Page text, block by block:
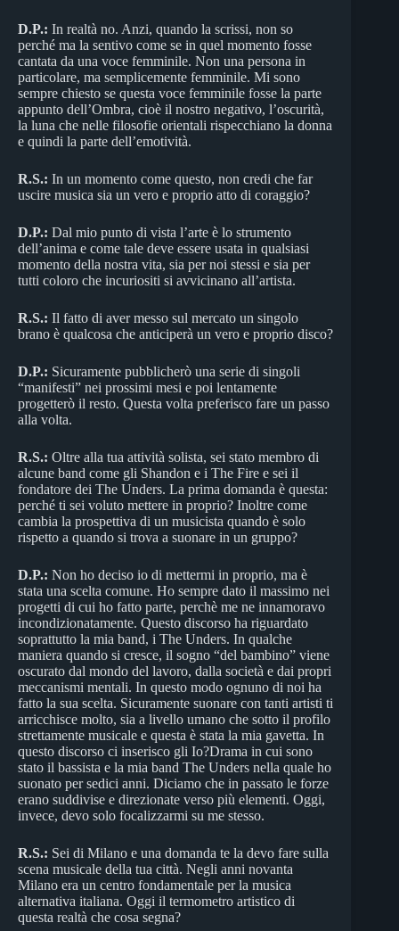
D.P.: In realtà no. Anzi, quando la scrissi, non so
perché ma la sentivo come se in quel momento fosse
cantata da una voce femminile. Non una persona in
particolare, ma semplicemente femminile. Mi sono
sempre chiesto se questa voce femminile fosse la parte
appunto dell’Ombra, cioè il nostro negativo, l’oscurità,
la luna che nelle filosofie orientali rispecchiano la donna
e quindi la parte dell’emotività.
R.S.: In un momento come questo, non credi che far
uscire musica sia un vero e proprio atto di coraggio?
D.P.: Dal mio punto di vista l’arte è lo strumento
dell’anima e come tale deve essere usata in qualsiasi
momento della nostra vita, sia per noi stessi e sia per
tutti coloro che incuriositi si avvicinano all’artista.
R.S.: Il fatto di aver messo sul mercato un singolo
brano è qualcosa che anticiperà un vero e proprio disco?
D.P.: Sicuramente pubblicherò una serie di singoli
“manifesti” nei prossimi mesi e poi lentamente
progetterò il resto. Questa volta preferisco fare un passo
alla volta.
R.S.: Oltre alla tua attività solista, sei stato membro di
alcune band come gli Shandon e i The Fire e sei il
fondatore dei The Unders. La prima domanda è questa:
perché ti sei voluto mettere in proprio? Inoltre come
cambia la prospettiva di un musicista quando è solo
rispetto a quando si trova a suonare in un gruppo?
D.P.: Non ho deciso io di mettermi in proprio, ma è
stata una scelta comune. Ho sempre dato il massimo nei
progetti di cui ho fatto parte, perchè me ne innamoravo
incondizionatamente. Questo discorso ha riguardato
soprattutto la mia band, i The Unders. In qualche
maniera quando si cresce, il sogno “del bambino” viene
oscurato dal mondo del lavoro, dalla società e dai propri
meccanismi mentali. In questo modo ognuno di noi ha
fatto la sua scelta. Sicuramente suonare con tanti artisti ti
arricchisce molto, sia a livello umano che sotto il profilo
strettamente musicale e questa è stata la mia gavetta. In
questo discorso ci inserisco gli Io?Drama in cui sono
stato il bassista e la mia band The Unders nella quale ho
suonato per sedici anni. Diciamo che in passato le forze
erano suddivise e direzionate verso più elementi. Oggi,
invece, devo solo focalizzarmi su me stesso.
R.S.: Sei di Milano e una domanda te la devo fare sulla
scena musicale della tua città. Negli anni novanta
Milano era un centro fondamentale per la musica
alternativa italiana. Oggi il termometro artistico di
questa realtà che cosa segna?